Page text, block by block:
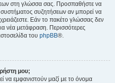
στη γλώσσα σας. Προσπαθήστε να
συστήματος συζητήσεων αν μπορεί να
Εάν το πακέτο γλώσσας δεν
νέα μετάφραση. Περισσότερες
του phpBB®.
μου;
να εμφανιστούν μαζί με το όνομα